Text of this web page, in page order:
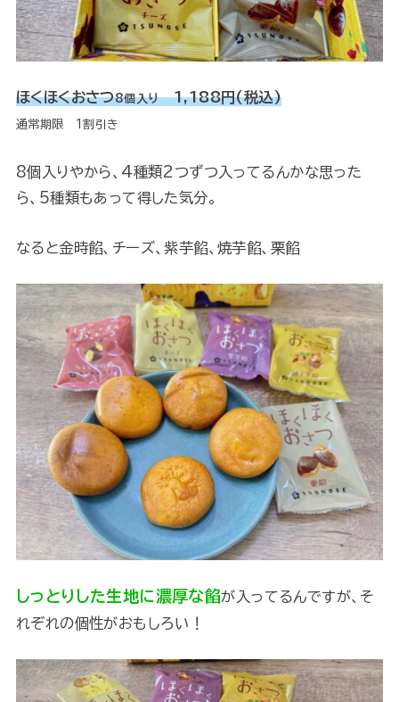
ほくほくおさつ8個入り1,188円(税込)
通常期限 1割引き
8個入りやから、4種類2つずつ入ってるんかな思った
ら、5種類もあって得した気分。
なると金時餡、チーズ、紫芋餡、焼芋餡、栗餡
しっとりした生地に濃厚な餡が入ってるんですが、そ
れぞれの個性がおもしろい！